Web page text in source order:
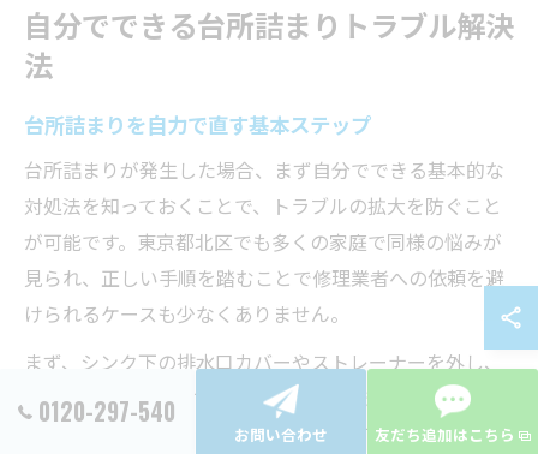
自分でできる台所詰まりトラブル解決
法
台所詰まりを自力で直す基本ステップ
台所詰まりが発生した場合、まず自分でできる基本的な
対処法を知っておくことで、トラブルの拡大を防ぐこと
が可能です。東京都北区でも多くの家庭で同様の悩みが
見られ、正しい手順を踏むことで修理業者への依頼を避
けられるケースも少なくありません。
まず、シンク下の排水口カバーやストレーナーを外し、
目に見える食べかすや汚れを取り除きます。その後、40
度前後のぬるま湯をゆっくり流してみて、水の流れが改
0120-297-540
お問い合わせ 友だち追加はこちら